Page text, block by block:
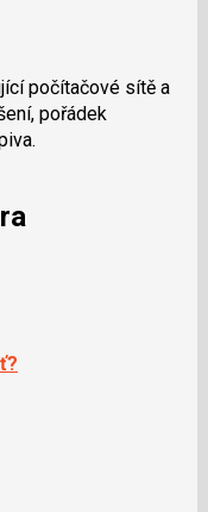
počítačové sítě a
pořádek